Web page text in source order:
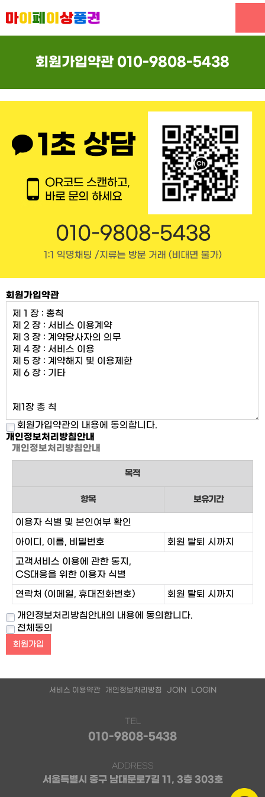
회원가입약관 010-9808-5438
회원가입약관
회원가입약관의 내용에 동의합니다.
개인정보처리방침안내
개인정보처리방침안내
목적
항목 보유기간
이용자 식별 및 본인여부 확인
아이디, 이름, 비밀번호
회원 탈퇴 시까지
고객서비스 이용에 관한 통지,
CS대응을 위한 이용자 식별
연락처 (이메일, 휴대전화번호)
회원 탈퇴 시까지
개인정보처리방침안내의 내용에 동의합니다.
전체동의
서비스 이용약관 개인정보처리방침 JOIN LOGIN
TEL
010-9808-5438
ADDRESS
서울특별시 중구 남대문로7길 11, 3층 303호